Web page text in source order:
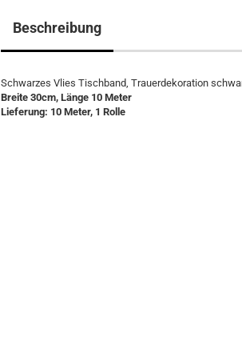
Beschreibung
Schwarzes Vlies Tischband, Trauerdekoration
Breite 30cm, Länge 10 Meter
Lieferung: 10 Meter, 1 Rolle